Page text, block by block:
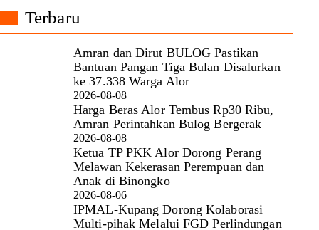
Terbaru
Amran dan Dirut BULOG Pastikan
Bantuan Pangan Tiga Bulan Disalurkan
ke 37.338 Warga Alor
2026-08-08
Harga Beras Alor Tembus Rp30 Ribu,
Amran Perintahkan Bulog Bergerak
2026-08-08
Ketua TP PKK Alor Dorong Perang
Melawan Kekerasan Perempuan dan
Anak di Binongko
2026-08-06
IPMAL-Kupang Dorong Kolaborasi
Multi-pihak Melalui FGD Perlindungan